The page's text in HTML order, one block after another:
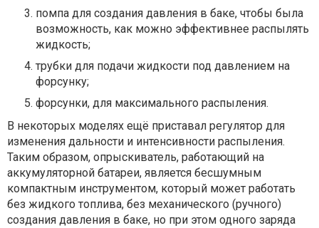
помпа для создания давления в баке, чтобы была
возможность, как можно эффективнее распылять
жидкость;
трубки для подачи жидкости под давлением на
форсунку;
форсунки, для максимального распыления.
В некоторых моделях ещё приставал регулятор для
изменения дальности и интенсивности распыления.
Таким образом, опрыскиватель, работающий на
аккумуляторной батареи, является бесшумным
компактным инструментом, который может работать
без жидкого топлива, без механического (ручного)
создания давления в баке, но при этом одного заряда